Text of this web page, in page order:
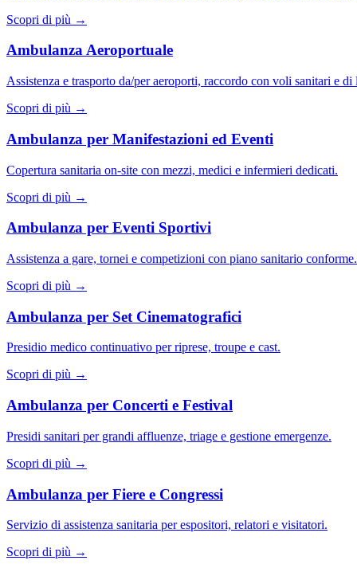
Scopri di più →
Ambulanza Aeroportuale
Assistenza e trasporto da/per aeroporti, raccordo con voli sanitari e di
Scopri di più →
Ambulanza per Manifestazioni ed Eventi
Copertura sanitaria on-site con mezzi, medici e infermieri dedicati.
Scopri di più →
Ambulanza per Eventi Sportivi
Assistenza a gare, tornei e competizioni con piano sanitario conforme.
Scopri di più →
Ambulanza per Set Cinematografici
Presidio medico continuativo per riprese, troupe e cast.
Scopri di più →
Ambulanza per Concerti e Festival
Presidi sanitari per grandi affluenze, triage e gestione emergenze.
Scopri di più →
Ambulanza per Fiere e Congressi
Servizio di assistenza sanitaria per espositori, relatori e visitatori.
Scopri di più →